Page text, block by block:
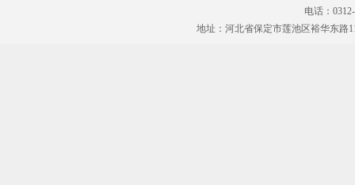
电话：
地址：河北省保定市莲池区裕华东路